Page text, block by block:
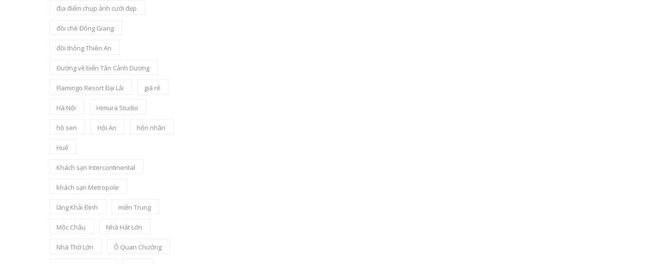
địa điểm chụp ảnh cưới đẹp
đồi chè Đông Giang
đồi thông Thiên An
Đường về biển Tân Cảnh Dương
Flamingo Resort Đại Lải giá rẻ
Hà Nội Himura Studio
hồ sen Hội An hôn nhân
Huế
Khách sạn Intercontinental
khách sạn Metropole
lăng Khải Định miền Trung
Mộc Châu Nhà Hát Lớn
Nhà Thờ Lớn Ô Quan Chưởng